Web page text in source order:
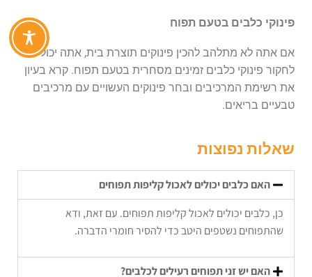
פינוקי כלבים בטעם תפוח
אם אתה לא מתלהב להכין פינוקים תוצרת בית, אתה יכול
לחקור פינוקי כלבים זמינים מסחרית בטעם תפוח. קרא בעיון
את רשימת המרכיבים ובחר פינוקים העשויים עם מרכיבים
טבעיים בריאים.
שאלות נפוצות
האם כלבים יכולים לאכול קליפות תפוחים
כן, כלבים יכולים לאכול קליפות תפוחים. עם זאת, ודא
שהתפוחים נשטפים היטב כדי להסיר חומרי הדברה.
האם יש זני תפוחים רעילים לכלבים?